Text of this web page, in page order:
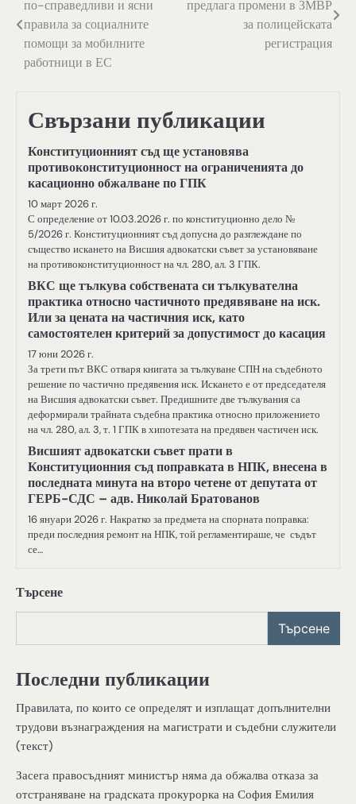
по-справедливи и ясни
правила за социалните
помощи за мобилните
работници в ЕС
предлага промени в ЗМВР
за полицейската
регистрация
Свързани публикации
Конституционният съд ще установява
противоконституционност на ограниченията до
касационно обжалване по ГПК
10 март 2026 г.
С определение от 10.03.2026 г. по конституционно дело №
5/2026 г. Конституционният съд допусна до разглеждане по
същество искането на Висшия адвокатски съвет за установяване
на противоконституционност на чл. 280, ал. 3 ГПК.
ВКС ще тълкува собствената си тълкувателна
практика относно частичното предявяване на иск.
Или за цената на частичния иск, като
самостоятелен критерий за допустимост до касация
17 юни 2026 г.
За трети път ВКС отваря книгата за тълкуване СПН на съдебното
решение по частично предявения иск. Искането е от председателя
на Висшия адвокатски съвет. Предишните две тълкувания са
деформирали трайната съдебна практика относно приложението
на чл. 280, ал. 3, т. 1 ГПК в хипотезата на предявен частичен иск.
Висшият адвокатски съвет прати в
Конституционния съд поправката в НПК, внесена в
последната минута на второ четене от депутата от
ГЕРБ-СДС – адв. Николай Братованов
16 януари 2026 г. Накратко за предмета на спорната поправка:
преди последния ремонт на НПК, той регламентираше, че съдът
се…
Търсене
Търсене
Последни публикации
Правилата, по които се определят и изплащат допълнителни
трудови възнаграждения на магистрати и съдебни служители
(текст)
Засега правосъдният министър няма да обжалва отказа за
отстраняване на градската прокурорка на София Емилия